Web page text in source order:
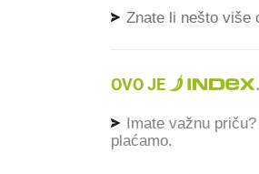
Znate li nešto više
OVO JE .
Imate važnu
plaćamo.